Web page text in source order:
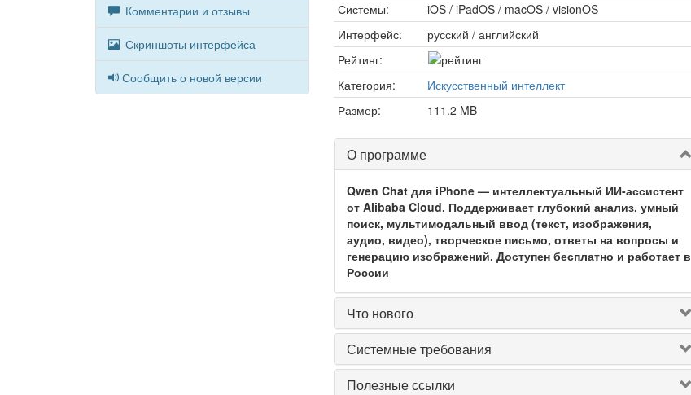
Комментарии и отзывы
Скриншоты интерфейса
Сообщить о новой версии
Системы:
iOS / iPadOS / macOS / visionOS
Интерфейс:
русский / английский
Рейтинг:
Категория:
Искусственный интеллект
Размер:
111.2 MB
О программе
Qwen Chat для iPhone — интеллектуальный ИИ-ассистент
от Alibaba Cloud. Поддерживает глубокий анализ, умный
поиск, мультимодальный ввод (текст, изображения,
аудио, видео), творческое письмо, ответы на вопросы и
генерацию изображений. Доступен бесплатно и работает в
России
Что нового
Системные требования
Полезные ссылки